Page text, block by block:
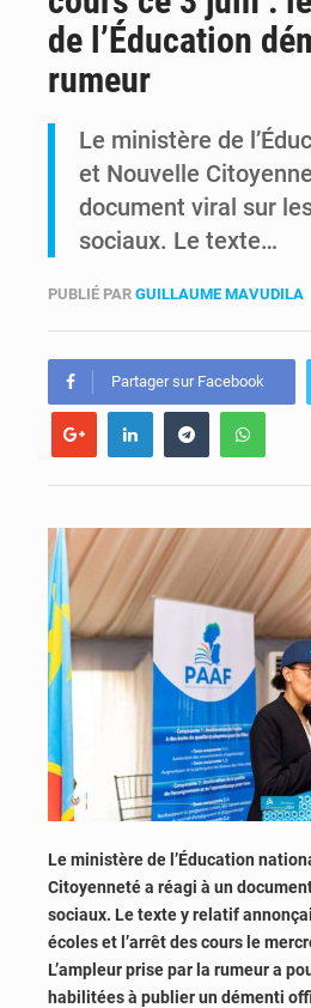
de l’Éducation
rumeur
Le ministère de
et Nouvelle
document viral sur
sociaux. Le texte…
PUBLIÉ PAR GUILLAUME MAVUDILA
Partager sur Facebook
Le ministère de l’Éducation
Citoyenneté a réagi à un
sociaux. Le texte y relatif
écoles et l’arrêt des cours le
L’ampleur prise par la rumeur a
habilitées à publier un démenti